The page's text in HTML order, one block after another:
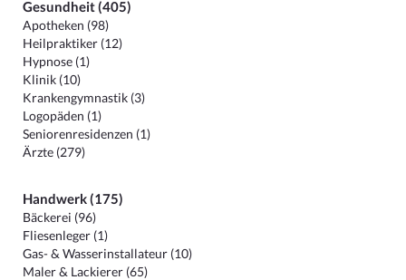
Gesundheit (405)
Apotheken (98)
Heilpraktiker (12)
Hypnose (1)
Klinik (10)
Krankengymnastik (3)
Logopäden (1)
Seniorenresidenzen (1)
Ärzte (279)
Handwerk (175)
Bäckerei (96)
Fliesenleger (1)
Gas- & Wasserinstallateur (10)
Maler & Lackierer (65)